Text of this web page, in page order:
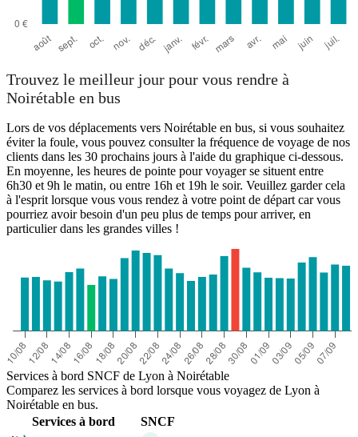
Trouvez le meilleur jour pour vous rendre à
Noirétable en bus
Lors de vos déplacements vers Noirétable en bus, si vous souhaitez
éviter la foule, vous pouvez consulter la fréquence de voyage de nos
clients dans les 30 prochains jours à l'aide du graphique ci-dessous.
En moyenne, les heures de pointe pour voyager se situent entre
6h30 et 9h le matin, ou entre 16h et 19h le soir. Veuillez garder cela
à l'esprit lorsque vous vous rendez à votre point de départ car vous
pourriez avoir besoin d'un peu plus de temps pour arriver, en
particulier dans les grandes villes !
Services à bord SNCF de Lyon à Noirétable
Comparez les services à bord lorsque vous voyagez de Lyon à
Noirétable en bus.
Services à bord
SNCF